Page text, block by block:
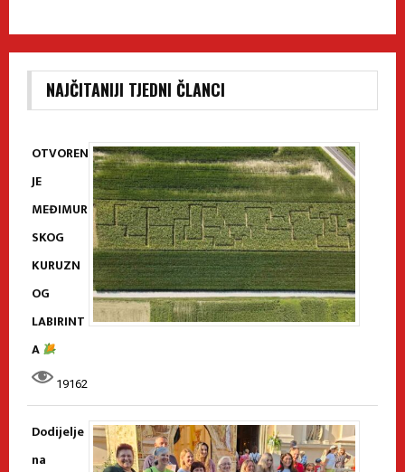
NAJČITANIJI TJEDNI ČLANCI
OTVOREN
JE
MEĐIMUR
SKOG
KURUZN
OG
LABIRINT
A
19162
Dodijelje
na